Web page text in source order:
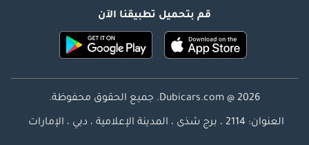
قم بتحميل تطبيقنا الآن
Dubicars.com @ 2026. جميع الحقوق محفوظة.
العنوان: 2114 ، برج شذى ، المدينة الإعلامية ، دبي ، الإمارات